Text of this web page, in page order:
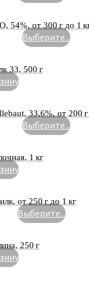
54%, от 300 г до 1
Выберите...
33, 500 г
33,6%, от 200 г
Выберите...
1 кг
от 250 г до 1 кг
Выберите...
250 г